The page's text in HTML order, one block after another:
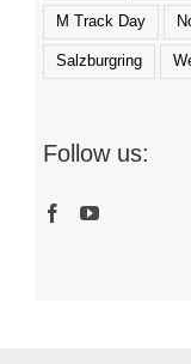
M Track Day
Salzburgring
Follow us: